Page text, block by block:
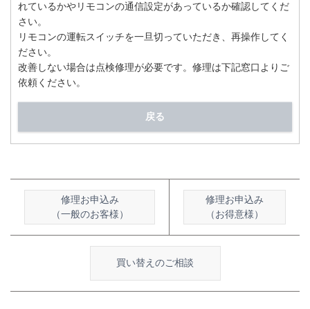
れているかやリモコンの通信設定があっているか確認してくだ
さい。
リモコンの運転スイッチを一旦切っていただき、再操作してく
ださい。
改善しない場合は点検修理が必要です。修理は下記窓口よりご
依頼ください。
戻る
修理お申込み
（一般のお客様）
修理お申込み
（お得意様）
買い替えのご相談